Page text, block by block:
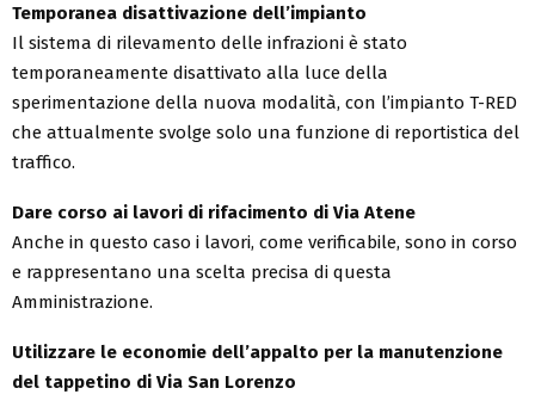
Temporanea disattivazione dell’impianto
Il sistema di rilevamento delle infrazioni è stato
temporaneamente disattivato alla luce della
sperimentazione della nuova modalità, con l’impianto T-RED
che attualmente svolge solo una funzione di reportistica del
traffico.
Dare corso ai lavori di rifacimento di Via Atene
Anche in questo caso i lavori, come verificabile, sono in corso
e rappresentano una scelta precisa di questa
Amministrazione.
Utilizzare le economie dell’appalto per la manutenzione
del tappetino di Via San Lorenzo